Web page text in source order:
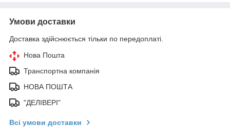
Умови доставки
Доставка здійснюється тільки по передоплаті.
Нова Пошта
Транспортна компанія
НОВА ПОШТА
"ДЕЛІВЕРІ"
Всі умови доставки